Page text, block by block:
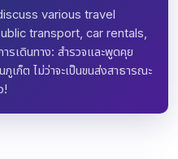
various travel
transport, car rentals,
เดินทาง: สำรวจและพูดคุย
เก็ต ไม่ว่าจะเป็นขนส่งสาธารณะ
!